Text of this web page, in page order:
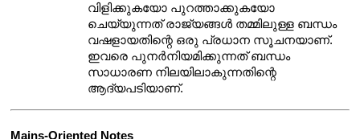
വിളിക്കുകയോ പുറത്താക്കുകയോ
ചെയ്യുന്നത് രാജ്യങ്ങൾ തമ്മിലുള്ള ബന്ധം
വഷളായതിന്റെ ഒരു പ്രധാന സൂചനയാണ്.
ഇവരെ പുനർനിയമിക്കുന്നത് ബന്ധം
സാധാരണ നിലയിലാകുന്നതിന്റെ
ആദ്യപടിയാണ്.
Mains-Oriented Notes